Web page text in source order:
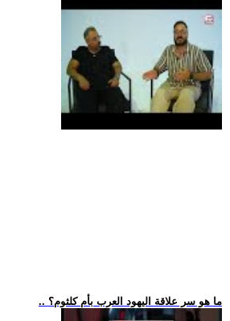
.. ما هو سر علاقة اليهود العرب بأم كلثوم؟